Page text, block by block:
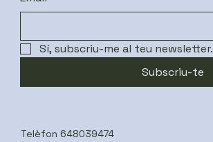
Sí, subscriu-me al teu newsletter.
Subscriu-te
Telèfon 648039474